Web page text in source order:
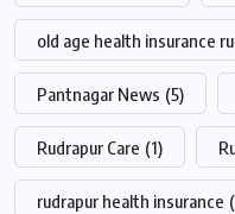
old age health insurance
Pantnagar News (5)
Rudrapur Care (1)
rudrapur health insurance